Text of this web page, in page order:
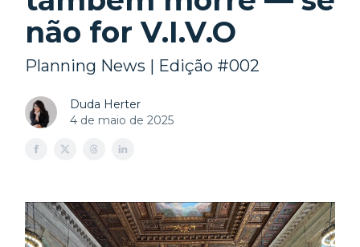
não for V.I.V.O
Planning News | Edição #002
Duda Herter
4 de maio de 2025